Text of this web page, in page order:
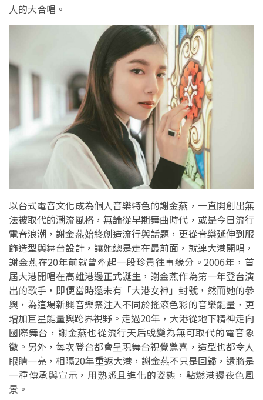
人的大合唱。
以台式電音文化成為個人音樂特色的謝金燕，一直開創出無
法被取代的潮流風格，無論從早期舞曲時代，或是今日流行
電音浪潮，謝金燕始終創造流行與話題，更從音樂延伸到服
飾造型與舞台設計，讓她總是走在最前面，就連大港開唱，
謝金燕在20年前就曾牽起一段珍貴往事緣分。2006年，首
屆大港開唱在高雄港邊正式誕生，謝金燕作為第一年登台演
出的歌手，即便當時還未有「大港女神」封號，然而她的參
與，為這場新興音樂祭注入不同於搖滾色彩的音樂能量，更
增加巨星能量與跨界視野。走過20年，大港從地下精神走向
國際舞台，謝金燕也從流行天后蛻變為無可取代的電音象
徵。另外，每次登台都會呈現舞台視覺驚喜，造型也都令人
眼睛一亮，相隔20年重返大港，謝金燕不只是回歸，還將是
一種傳承與宣示，用熟悉且進化的姿態，點燃港邊夜色風
景。